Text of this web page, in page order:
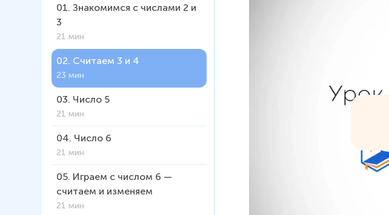
01. Знакомимся с числами 2 и
3
21 мин
02. Считаем 3 и 4
23 мин
03. Число 5
21 мин
04. Число 6
21 мин
05. Играем с числом 6 —
считаем и изменяем
21 мин